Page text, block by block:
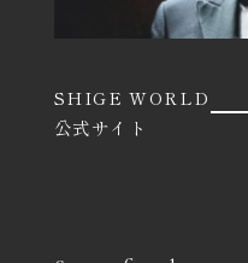
SHIGE WORLD
公式サイト